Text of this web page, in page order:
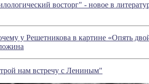
восторг" - новое в
у Решетникова в картине «Опять
нам встречу с Лениным"